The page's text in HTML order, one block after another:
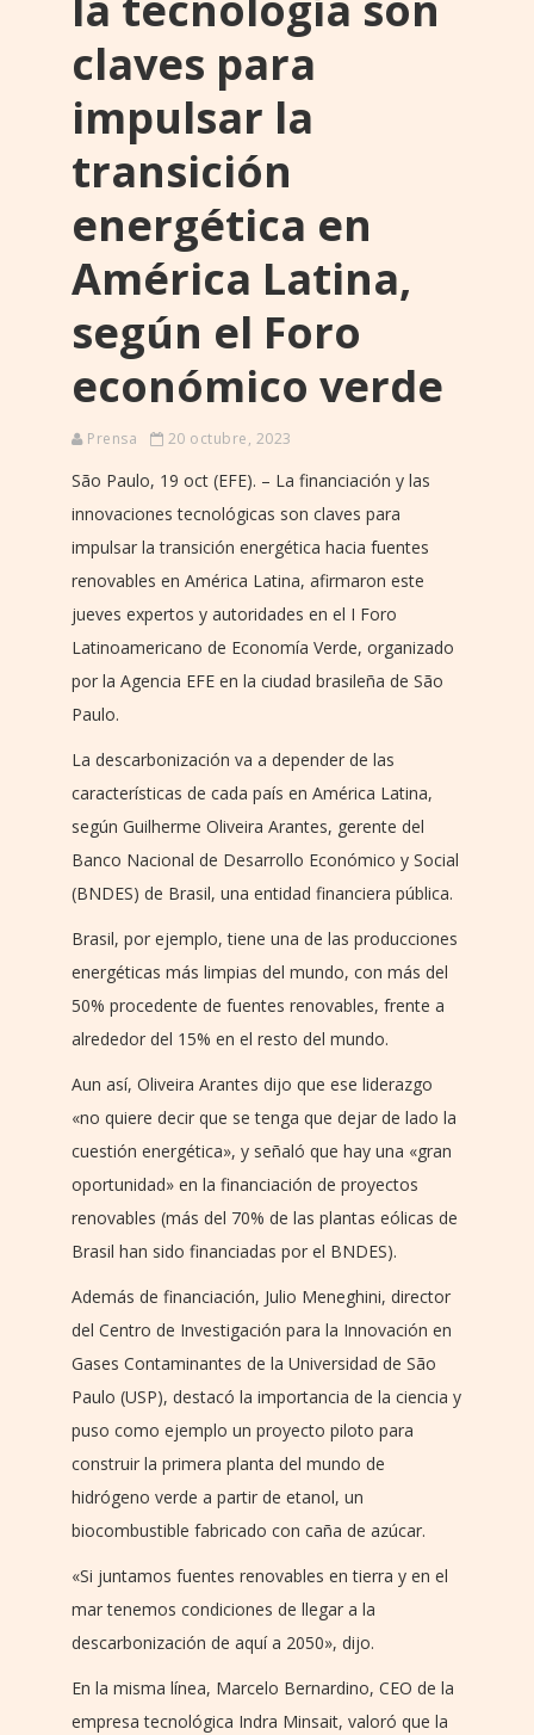
claves para
impulsar la
transición
energética en
América Latina,
según el Foro
económico verde
Prensa 20 octubre, 2023
São Paulo, 19 oct (EFE). – La financiación y las
innovaciones tecnológicas son claves para
impulsar la transición energética hacia fuentes
renovables en América Latina, afirmaron este
jueves expertos y autoridades en el I Foro
Latinoamericano de Economía Verde, organizado
por la Agencia EFE en la ciudad brasileña de São
Paulo.
La descarbonización va a depender de las
características de cada país en América Latina,
según Guilherme Oliveira Arantes, gerente del
Banco Nacional de Desarrollo Económico y Social
(BNDES) de Brasil, una entidad financiera pública.
Brasil, por ejemplo, tiene una de las producciones
energéticas más limpias del mundo, con más del
50% procedente de fuentes renovables, frente a
alrededor del 15% en el resto del mundo.
Aun así, Oliveira Arantes dijo que ese liderazgo
«no quiere decir que se tenga que dejar de lado la
cuestión energética», y señaló que hay una «gran
oportunidad» en la financiación de proyectos
renovables (más del 70% de las plantas eólicas de
Brasil han sido financiadas por el BNDES).
Además de financiación, Julio Meneghini, director
del Centro de Investigación para la Innovación en
Gases Contaminantes de la Universidad de São
Paulo (USP), destacó la importancia de la ciencia y
puso como ejemplo un proyecto piloto para
construir la primera planta del mundo de
hidrógeno verde a partir de etanol, un
biocombustible fabricado con caña de azúcar.
«Si juntamos fuentes renovables en tierra y en el
mar tenemos condiciones de llegar a la
descarbonización de aquí a 2050», dijo.
En la misma línea, Marcelo Bernardino, CEO de la
empresa tecnológica Indra Minsait, valoró que la